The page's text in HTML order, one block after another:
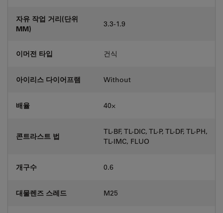
자유 작업 거리(단위
MM)
3.3-1.9
이머전 타입 건식
아이리스 다이어프램 Without
배율 40⨉
콘트라스트 법
TL-BF, TL-DIC, TL-P, TL-DF, TL-PH,
TL-IMC, FLUO
개구수 0.6
대물렌즈 스레드 M25